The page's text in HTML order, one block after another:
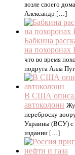
возле своего
Александр […]
Бабкина
на
что во время
подруга Алла
В США
автоколонн
переброску
Украины (ВСУ) с
издании […]